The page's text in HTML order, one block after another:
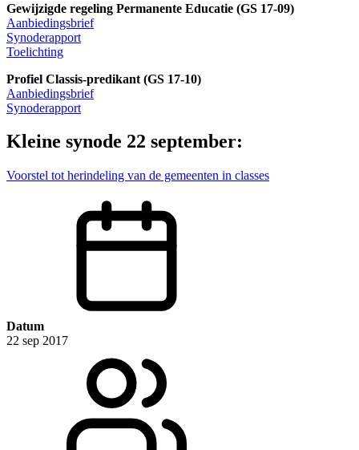
Gewijzigde regeling Permanente Educatie (GS 17-09)
Aanbiedingsbrief
Synoderapport
Toelichting
Profiel Classis-predikant (GS 17-10)
Aanbiedingsbrief
Synoderapport
Kleine synode 22 september:
Voorstel tot herindeling van de gemeenten in classes
Datum
22 sep 2017